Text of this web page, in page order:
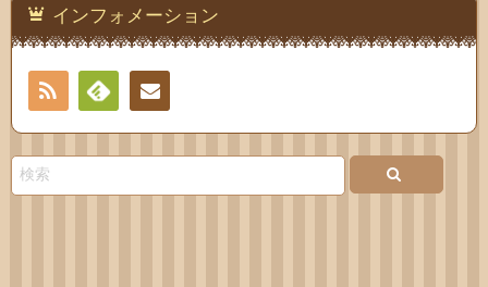
インフォメーション
RSS
Feedlyお問